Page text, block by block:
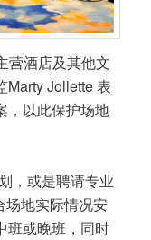
营酒店及其他文
Marty Jollette 表
，以此保护场地
，或是聘请专业
场地实际情况安
班或晚班，同时